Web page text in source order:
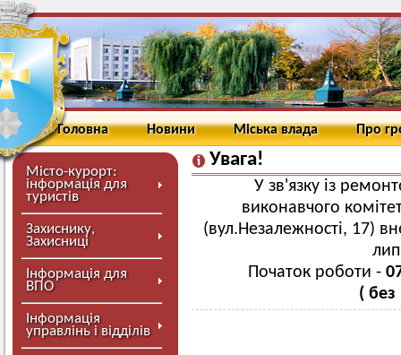
Головна Новини Міська влада Про
Місто-курорт:
інформація для
туристів
Захиснику,
Захисниці
Інформація для
ВПО
Інформація
управлінь і відділів
Увага!
У зв'язку із
виконавчого
(вул.Незалежності, 17)
Початок роботи -
( без